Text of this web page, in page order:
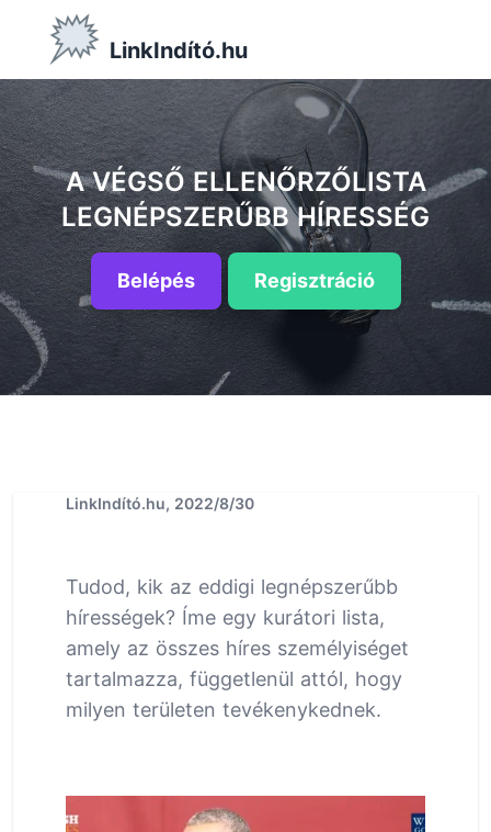
LinkIndító.hu
A VÉGSŐ ELLENŐRZŐLISTA
LEGNÉPSZERŰBB HÍRESSÉG
Belépés Regisztráció
LinkIndító.hu, 2022/8/30
Tudod, kik az eddigi legnépszerűbb
hírességek? Íme egy kurátori lista,
amely az összes híres személyiséget
tartalmazza, függetlenül attól, hogy
milyen területen tevékenykednek.